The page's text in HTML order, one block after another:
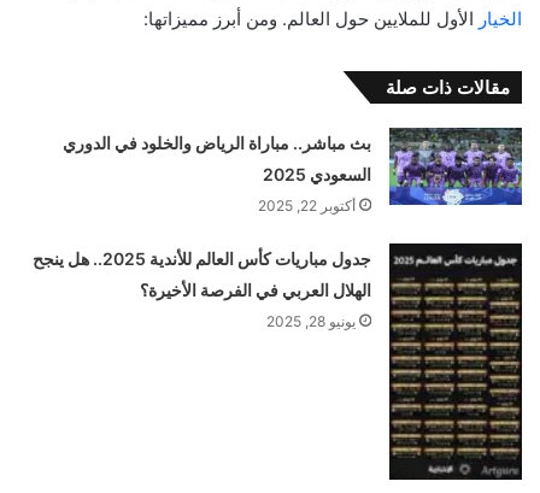
الخيار الأول للملايين حول العالم. ومن أبرز مميزاتها:
مقالات ذات صلة
بث مباشر.. مباراة الرياض والخلود في الدوري
السعودي 2025
أكتوبر 22, 2025
جدول مباريات كأس العالم للأندية 2025.. هل ينجح
الهلال العربي في الفرصة الأخيرة؟
يونيو 28, 2025